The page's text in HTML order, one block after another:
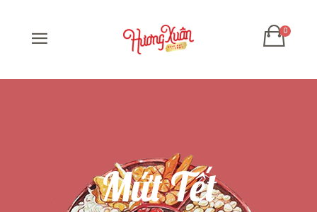
Mứt Tết